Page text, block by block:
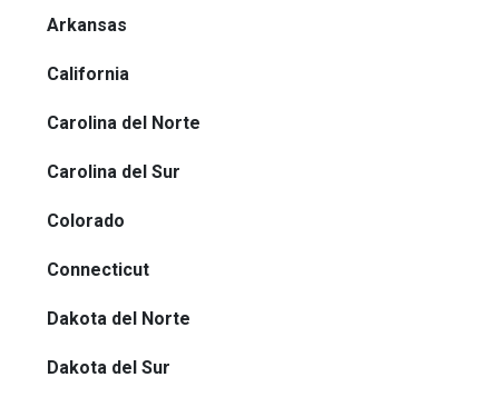
Arkansas
California
Carolina del Norte
Carolina del Sur
Colorado
Connecticut
Dakota del Norte
Dakota del Sur